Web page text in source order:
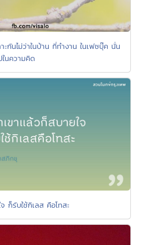
ะกันไม่ว่าในบ้าน ที่ทำงาน ในเฟซบุ๊ค นั่น
ในความคิด
ก็รับใช้กิเลส คือโทสะ